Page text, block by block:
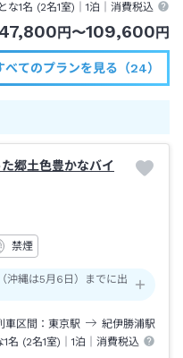
な1名 (2名1室)｜1泊 ｜消費税込
47,800 円 〜109,600 円
べてのプランを見る（24）
郷土色豊かなバイ
禁煙
縄は5月6日）までに出
車区間 東京駅 紀伊勝浦駅
1名 (2名1室)｜1泊 ｜消費税込